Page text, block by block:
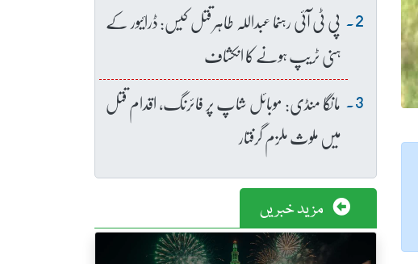
پی ٹی آئی رہنما عبداللہ طاہر قتل کیس: ڈرائیور کے
ہنی ٹریپ ہونے کا انکشاف
مانگا منڈی: موبائل شاپ پر فائرنگ، اقدام قتل
میں ملوث ملزم گرفتار
مزید خبریں